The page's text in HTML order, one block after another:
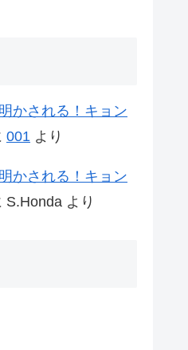
かされる！キョン
001 より
かされる！キョン
S.Honda より